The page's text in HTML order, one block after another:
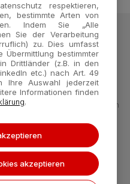
Kontakt
40225 Düsseldorf, Germany
an unterschiedliche Zielgruppen und
die für Ihr Land nicht gelten bzw in
dass wir nicht für den Zugang zu
gültigen Rechtsverfahren oder -
oder
respektieren,
bestimmte Arten von
Indem Sie „Alle
Sie der Verarbeitung
zu. Dies umfasst
Übermittlung bestimmter
Drittländer (z.B. in den
etc.) nach Art. 49
Ihre Auswahl jederzeit
Informationen finden
.
akzeptieren